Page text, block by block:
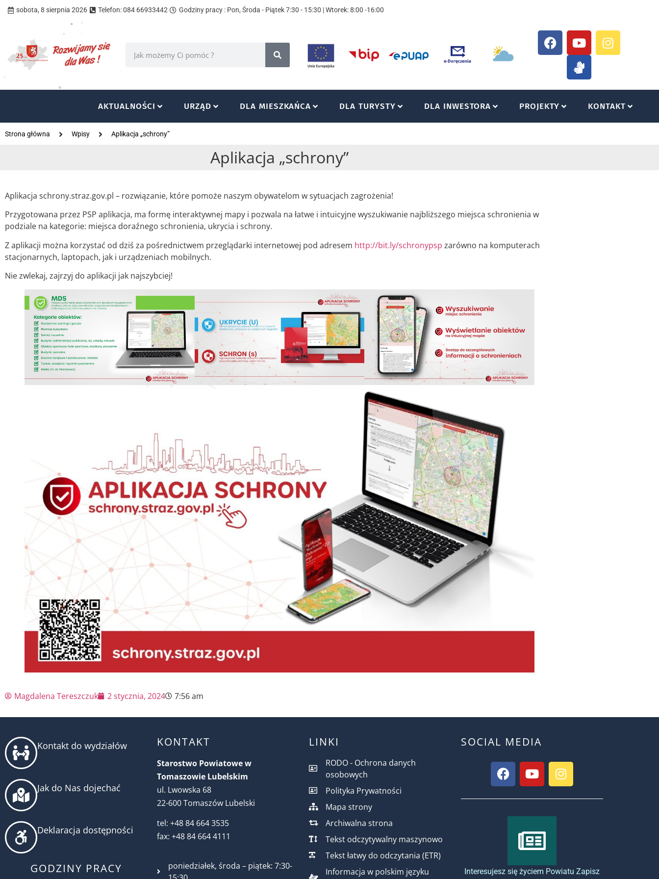
sobota, 8 sierpnia 2026 Telefon: 084 66933442 Godziny pracy : Pon, Środa - Piątek 7:30 - 15:30 | Wtorek: 8:00 -16:00
AKTUALNOŚCI URZĄD DLA MIESZKAŃCA DLA TURYSTY DLA INWESTORA PROJEKTY KONTAKT
Strona główna Wpisy Aplikacja „schrony”
Aplikacja „schrony”
Aplikacja schrony.straz.gov.pl – rozwiązanie, które pomoże naszym obywatelom w sytuacjach zagrożenia!
Przygotowana przez PSP aplikacja, ma formę interaktywnej mapy i pozwala na łatwe i intuicyjne wyszukiwanie najbliższego miejsca schronienia w
podziale na kategorie: miejsca doraźnego schronienia, ukrycia i schrony.
Z aplikacji można korzystać od dziś za pośrednictwem przeglądarki internetowej pod adresem http://bit.ly/schronypsp zarówno na komputerach
stacjonarnych, laptopach, jak i urządzeniach mobilnych.
Nie zwlekaj, zajrzyj do aplikacji jak najszybciej!
Magdalena Tereszczuk 2 stycznia, 2024 7:56 am
Kontakt do wydziałów
Jak do Nas dojechać
Deklaracja dostępności
GODZINY PRACY
KONTAKT
Starostwo Powiatowe w
Tomaszowie Lubelskim
ul. Lwowska 68
22-600 Tomaszów Lubelski
tel: +48 84 664 3535
fax: +48 84 664 4111
poniedziałek, środa – piątek: 7:30-
LINKI
RODO - Ochrona danych
osobowych
Polityka Prywatności
Mapa strony
Archiwalna strona
Tekst odczytywalny maszynowo
Tekst łatwy do odczytania (ETR)
Informacja w polskim języku
SOCIAL MEDIA
Interesujesz się życiem Powiatu Zapisz